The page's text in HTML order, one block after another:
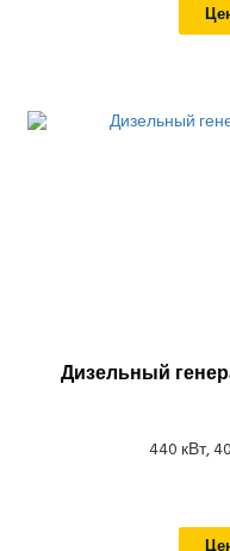
Дизельный
440 кВт,